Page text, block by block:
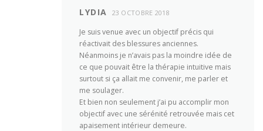
LYDIA 23 OCTOBRE 2018
Je suis venue avec un objectif précis qui
réactivait des blessures anciennes.
Néanmoins je n’avais pas la moindre idée de
ce que pouvait être la thérapie intuitive mais
surtout si ça allait me convenir, me parler et
me soulager.
Et bien non seulement j’ai pu accomplir mon
objectif avec une sérénité retrouvée mais cet
apaisement intérieur demeure.